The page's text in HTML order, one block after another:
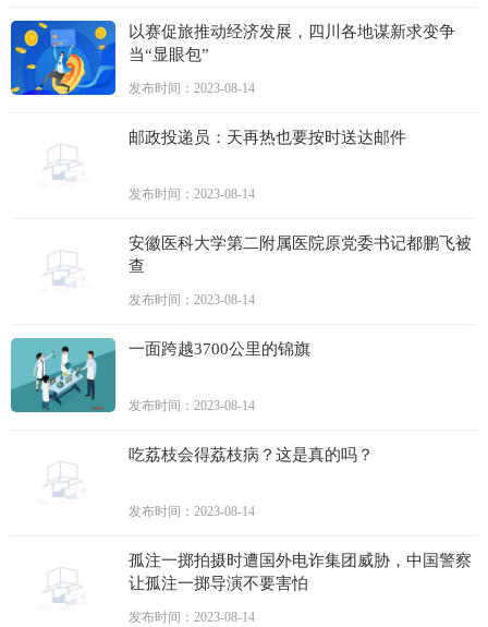
以赛促旅推动经济发展，四川各地谋新求变争
当“显眼包”
发布时间：2023-08-14
邮政投递员：天再热也要按时送达邮件
发布时间：2023-08-14
安徽医科大学第二附属医院原党委书记都鹏飞被
查
发布时间：2023-08-14
一面跨越3700公里的锦旗
发布时间：2023-08-14
吃荔枝会得荔枝病？这是真的吗？
发布时间：2023-08-14
孤注一掷拍摄时遭国外电诈集团威胁，中国警察
让孤注一掷导演不要害怕
发布时间：2023-08-14